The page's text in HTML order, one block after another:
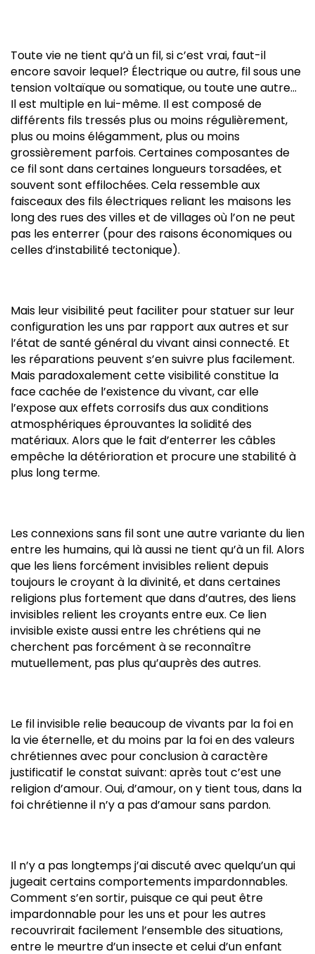
Toute vie ne tient qu’à un fil, si c’est vrai, faut-il
encore savoir lequel? Électrique ou autre, fil sous une
tension voltaïque ou somatique, ou toute une autre…
Il est multiple en lui-même. Il est composé de
différents fils tressés plus ou moins régulièrement,
plus ou moins élégamment, plus ou moins
grossièrement parfois. Certaines composantes de
ce fil sont dans certaines longueurs torsadées, et
souvent sont effilochées. Cela ressemble aux
faisceaux des fils électriques reliant les maisons les
long des rues des villes et de villages où l’on ne peut
pas les enterrer (pour des raisons économiques ou
celles d’instabilité tectonique).
Mais leur visibilité peut faciliter pour statuer sur leur
configuration les uns par rapport aux autres et sur
l’état de santé général du vivant ainsi connecté. Et
les réparations peuvent s’en suivre plus facilement.
Mais paradoxalement cette visibilité constitue la
face cachée de l’existence du vivant, car elle
l’expose aux effets corrosifs dus aux conditions
atmosphériques éprouvantes la solidité des
matériaux. Alors que le fait d’enterrer les câbles
empêche la détérioration et procure une stabilité à
plus long terme.
Les connexions sans fil sont une autre variante du lien
entre les humains, qui là aussi ne tient qu’à un fil. Alors
que les liens forcément invisibles relient depuis
toujours le croyant à la divinité, et dans certaines
religions plus fortement que dans d’autres, des liens
invisibles relient les croyants entre eux. Ce lien
invisible existe aussi entre les chrétiens qui ne
cherchent pas forcément à se reconnaître
mutuellement, pas plus qu’auprès des autres.
Le fil invisible relie beaucoup de vivants par la foi en
la vie éternelle, et du moins par la foi en des valeurs
chrétiennes avec pour conclusion à caractère
justificatif le constat suivant: après tout c’est une
religion d’amour. Oui, d’amour, on y tient tous, dans la
foi chrétienne il n’y a pas d’amour sans pardon.
Il n’y a pas longtemps j’ai discuté avec quelqu’un qui
jugeait certains comportements impardonnables.
Comment s’en sortir, puisque ce qui peut être
impardonnable pour les uns et pour les autres
recouvrirait facilement l’ensemble des situations,
entre le meurtre d’un insecte et celui d’un enfant